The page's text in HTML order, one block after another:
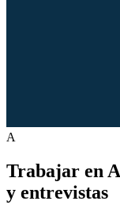
A
Trabajar en
y entrevistas